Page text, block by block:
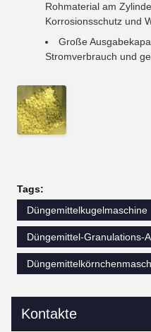
Rohmaterial am
Korrosionsschutz und
Große
Stromverbrauch und
Tags:
Düngemittelkugelmaschine
Düngemittel-Granulations-
Kontakte